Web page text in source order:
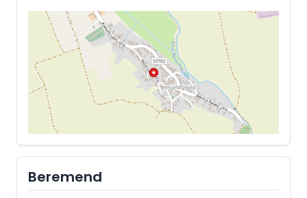
Beremend